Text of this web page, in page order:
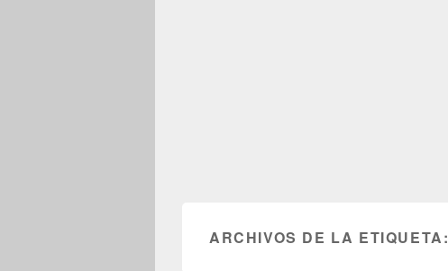
ARCHIVOS DE LA ETIQUETA: